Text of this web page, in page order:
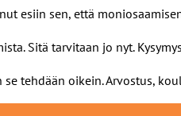
esiin sen, että
Sitä tarvitaan jo nyt.
tehdään oikein. Arvostus,